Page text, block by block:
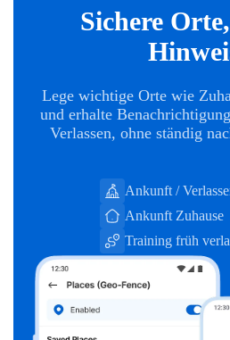
Sichere
Lege wichtige Orte wie
und erhalte
Verlassen, ohne ständig
Ankunft /
Ankunft Zuhause
Training früh